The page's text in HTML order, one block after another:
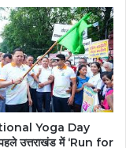
Yoga Day
उत्तराखंड में ‘Run for